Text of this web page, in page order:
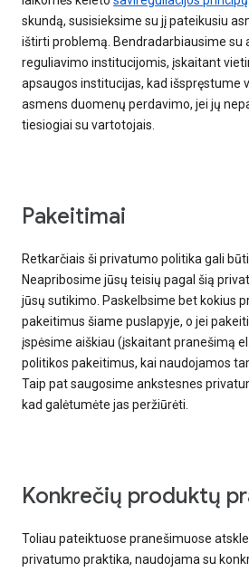
skundą, susisieksime su jį pateikusiu
ištirti problemą. Bendradarbiausime su
reguliavimo institucijomis, įskaitant
apsaugos institucijas, kad išspręstume
asmens duomenų perdavimo, jei jų
tiesiogiai su vartotojais.
Pakeitimai
Retkarčiais ši privatumo politika gali
Neapribosime jūsų teisių pagal šią
jūsų sutikimo. Paskelbsime bet kokius
pakeitimus šiame puslapyje, o jei
įspėsime aiškiau (įskaitant pranešimą
politikos pakeitimus, kai naudojamos
Taip pat saugosime ankstesnes
kad galėtumėte jas peržiūrėti.
Konkrečių produktų
Toliau pateiktuose pranešimuose
privatumo praktika, naudojama su